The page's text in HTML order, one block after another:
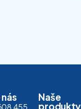
455
Naše
produkty